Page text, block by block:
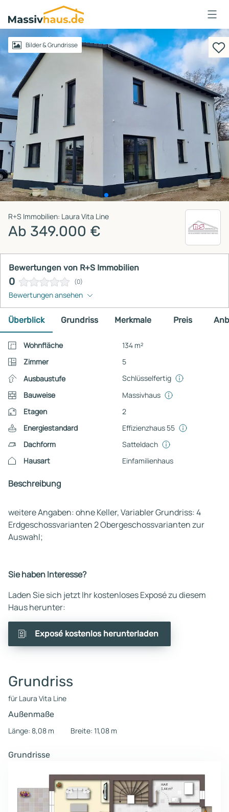
Massivhaus
Logo
AnmeldenBilder & Grundrisse
R+S Immobilien: Laura Vita Line
Ab 349.000 €
Bewertungen von R+S Immobilien
0 (0)
Bewertungen ansehen
Überblick Grundriss Merkmale Preis
Wohnfläche
134 m²
Zimmer
5
Ausbaustufe
Schlüsselfertig
Bauweise
Massivhaus
Etagen
2
Energiestandard
Effizienzhaus 55
Dachform
Satteldach
Hausart
Einfamilienhaus
Beschreibung
weitere Angaben: ohne Keller, Variabler Grundriss: 4
Erdgeschossvarianten 2 Obergeschossvarianten zur
Auswahl;
Sie haben Interesse?
Laden Sie sich jetzt Ihr kostenloses Exposé zu diesem
Haus herunter:
Exposé kostenlos herunterladen
Grundriss
für Laura Vita Line
Außenmaße
Länge: 8,08 m
Breite: 11,08 m
Grundrisse